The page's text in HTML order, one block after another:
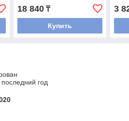
18 840₸
Купить
3
год